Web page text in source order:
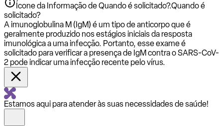
Ícone da Informação de Quando é solicitado?.Quando é
solicitado?
A imunoglobulina M (IgM) é um tipo de anticorpo que é
geralmente produzido nos estágios iniciais da resposta
imunológica a uma infecção. Portanto, esse exame é
solicitado para verificar a presença de IgM contra o SARS-CoV-
2 pode indicar uma infecção recente pelo vírus.
Estamos aqui para atender às suas necessidades de saúde!